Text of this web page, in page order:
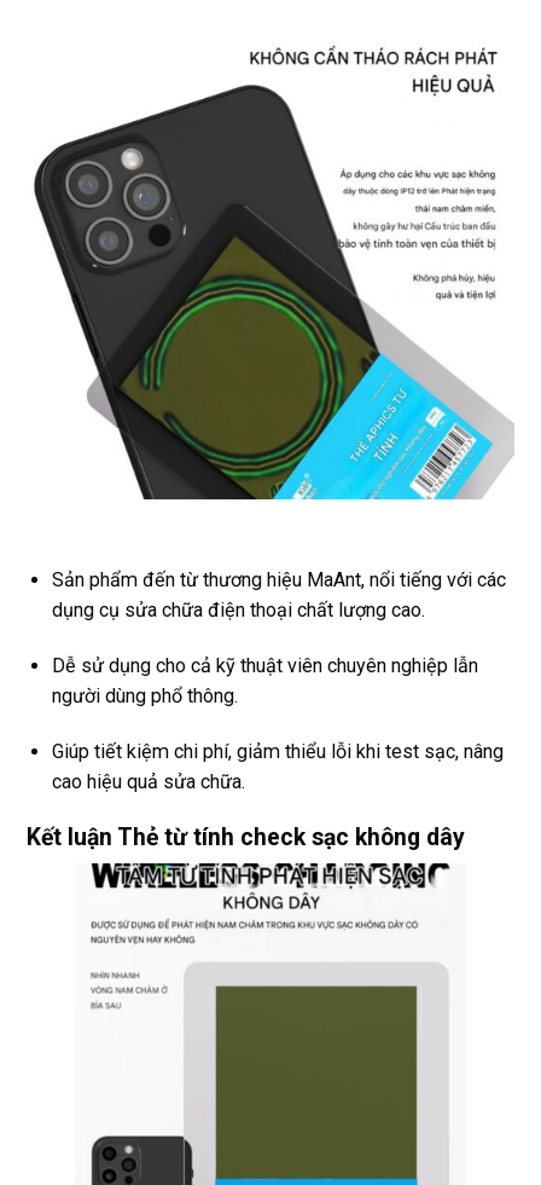
Sản phẩm đến từ thương hiệu MaAnt, nổi tiếng với các
dụng cụ sửa chữa điện thoại chất lượng cao.
Dễ sử dụng cho cả kỹ thuật viên chuyên nghiệp lẫn
người dùng phổ thông.
Giúp tiết kiệm chi phí, giảm thiểu lỗi khi test sạc, nâng
cao hiệu quả sửa chữa.
Kết luận Thẻ từ tính check sạc không dây